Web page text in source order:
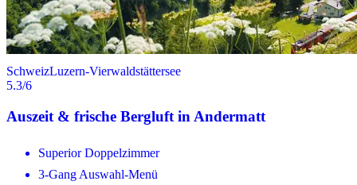
SchweizLuzern-Vierwaldstättersee
5.3/6
Auszeit & frische Bergluft in Andermatt
Superior Doppelzimmer
3-Gang Auswahl-Menü